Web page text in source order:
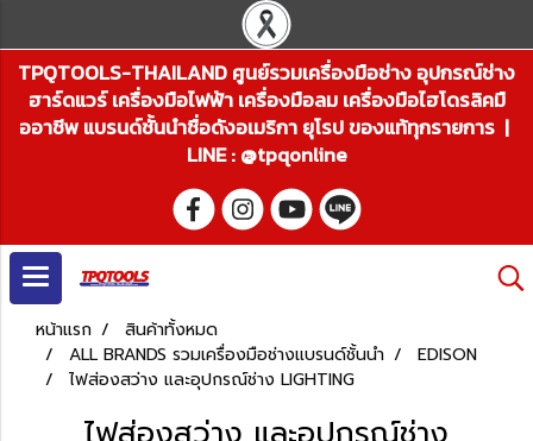
TPQTOOLS-THAILAND ศูนย์รวมเครื่องมือช่าง อุปกรณ์ช่าง
ฮาร์ดแวร์ เครื่องมือไฟฟ้า เครื่องมือลม เครื่องมือไฮโดรลิคมื
ออาชีพ แบรนด์ชั้นนำชื่อดังอเมริกา ยุโรป ของแท้ทุกรายการ |
LINE : @tpqonline
หน้าแรก
สินค้าทั้งหมด
ALL BRANDS รวมเครื่องมือช่างแบรนด์ชั้นนำ
EDISON
ไฟส่องสว่าง และอุปกรณ์ช่าง LIGHTING